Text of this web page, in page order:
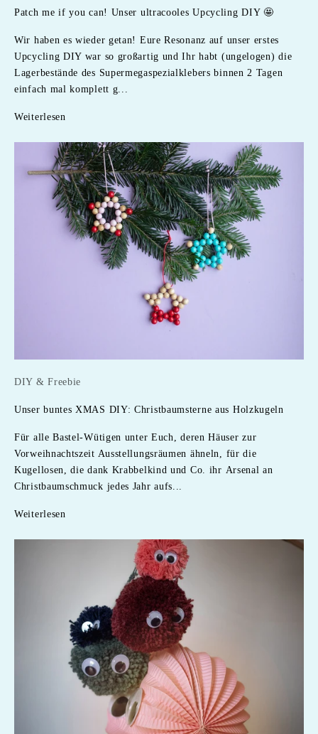
Patch me if you can! Unser ultracooles Upcycling DIY 🤩
Wir haben es wieder getan! Eure Resonanz auf unser erstes
Upcycling DIY war so großartig und Ihr habt (ungelogen) die
Lagerbestände des Supermegaspezialklebers binnen 2 Tagen
einfach mal komplett g...
Weiterlesen
DIY & Freebie
Unser buntes XMAS DIY: Christbaumsterne aus Holzkugeln
Für alle Bastel-Wütigen unter Euch, deren Häuser zur
Vorweihnachtszeit Ausstellungsräumen ähneln, für die
Kugellosen, die dank Krabbelkind und Co. ihr Arsenal an
Christbaumschmuck jedes Jahr aufs...
Weiterlesen